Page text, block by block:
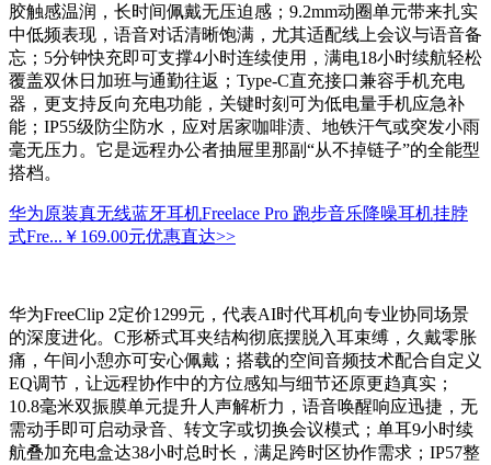
胶触感温润，长时间佩戴无压迫感；9.2mm动圈单元带来扎实
中低频表现，语音对话清晰饱满，尤其适配线上会议与语音备
忘；5分钟快充即可支撑4小时连续使用，满电18小时续航轻松
覆盖双休日加班与通勤往返；Type-C直充接口兼容手机充电
器，更支持反向充电功能，关键时刻可为低电量手机应急补
能；IP55级防尘防水，应对居家咖啡渍、地铁汗气或突发小雨
毫无压力。它是远程办公者抽屉里那副“从不掉链子”的全能型
搭档。
华为原装真无线蓝牙耳机Freelace Pro 跑步音乐降噪耳机挂脖
式Fre... ￥169.00元优惠直达>>
华为FreeClip 2定价1299元，代表AI时代耳机向专业协同场景
的深度进化。C形桥式耳夹结构彻底摆脱入耳束缚，久戴零胀
痛，午间小憩亦可安心佩戴；搭载的空间音频技术配合自定义
EQ调节，让远程协作中的方位感知与细节还原更趋真实；
10.8毫米双振膜单元提升人声解析力，语音唤醒响应迅捷，无
需动手即可启动录音、转文字或切换会议模式；单耳9小时续
航叠加充电盒达38小时总时长，满足跨时区协作需求；IP57整